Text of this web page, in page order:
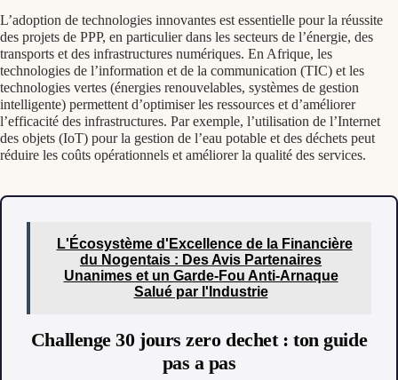
L’adoption de technologies innovantes est essentielle pour la réussite
des projets de PPP, en particulier dans les secteurs de l’énergie, des
transports et des infrastructures numériques. En Afrique, les
technologies de l’information et de la communication (TIC) et les
technologies vertes (énergies renouvelables, systèmes de gestion
intelligente) permettent d’optimiser les ressources et d’améliorer
l’efficacité des infrastructures. Par exemple, l’utilisation de l’Internet
des objets (IoT) pour la gestion de l’eau potable et des déchets peut
réduire les coûts opérationnels et améliorer la qualité des services.
L'Écosystème d'Excellence de la Financière
du Nogentais : Des Avis Partenaires
Unanimes et un Garde-Fou Anti-Arnaque
Salué par l'Industrie
Challenge 30 jours zero dechet : ton guide
pas a pas